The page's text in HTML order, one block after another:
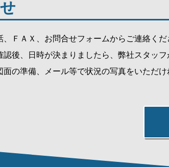
、ＦＡＸ、お問合せフォームからご連絡く
後、日時が決まりましたら、弊社スタッフ
の準備、メール等で状況の写真をいただ